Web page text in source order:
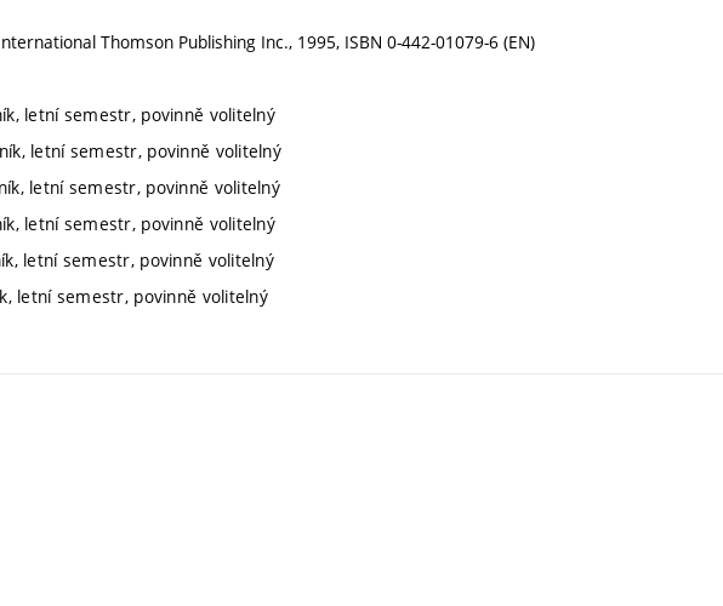
Thomson Publishing Inc., 1995, ISBN 0-442-01079-6 (EN)
letní semestr, povinně volitelný
letní semestr, povinně volitelný
letní semestr, povinně volitelný
letní semestr, povinně volitelný
letní semestr, povinně volitelný
letní semestr, povinně volitelný